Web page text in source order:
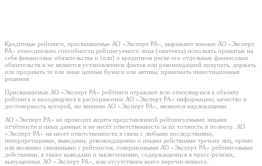
Кредитные рейтинги, присваиваемые АО «Эксперт РА», выражают мнение АО «Эксперт
РА» относительно способности рейтингуемого лица (эмитента) исполнять принятые на
себя финансовые обязательства и (или) о кредитном риске его отдельных финансовых
обязательств и не являются установлением фактов или рекомендацией покупать, держать
или продавать те или иные ценные бумаги или активы, принимать инвестиционные
решения.
Присваиваемые АО «Эксперт РА» рейтинги отражают всю относящуюся к объекту
рейтинга и находящуюся в распоряжении АО «Эксперт РА» информацию, качество и
достоверность которой, по мнению АО «Эксперт РА», являются надлежащими.
АО «Эксперт РА» не проводит аудита представленной рейтингуемыми лицами
отчётности и иных данных и не несёт ответственность за их точность и полноту. АО
«Эксперт РА» не несет ответственности в связи с любыми последствиями,
интерпретациями, выводами, рекомендациями и иными действиями третьих лиц, прямо
или косвенно связанными с рейтингом, совершенными АО «Эксперт РА» рейтинговыми
действиями, а также выводами и заключениями, содержащимися в пресс-релизах,
выпущенных АО «Эксперт РА», или отсутствием всего перечисленного.